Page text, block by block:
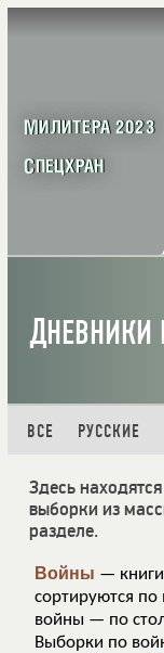
МИЛИТЕРА 2023
СПЕЦХРАН
Д
ВСЕ РУССКИЕ
Здесь
выборки из
разделе.
Войны —
сортируются по
войны — по
Выборки по